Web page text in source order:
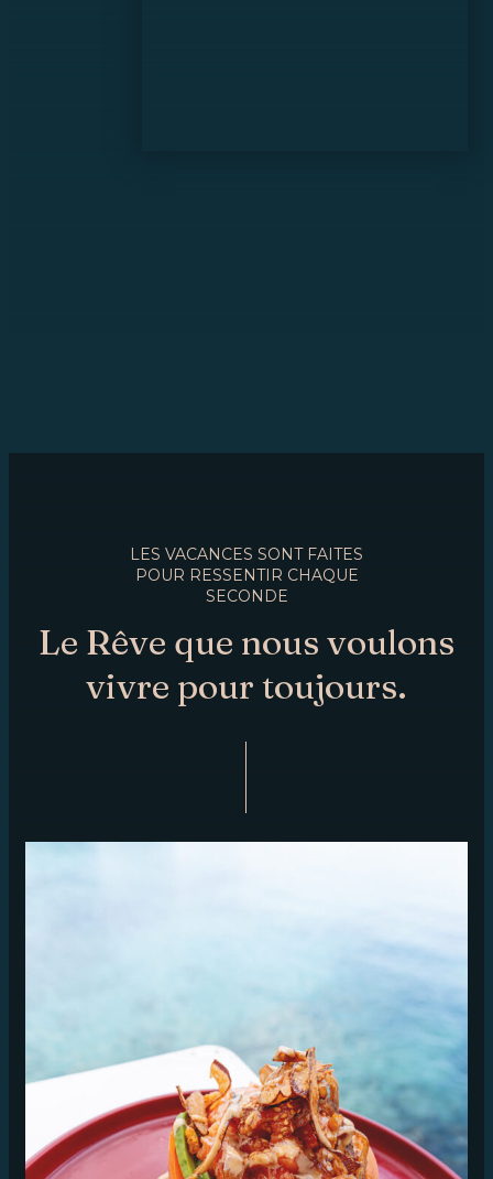
LES VACANCES SONT FAITES
POUR RESSENTIR CHAQUE
SECONDE
Le Rêve que nous voulons
vivre pour toujours.